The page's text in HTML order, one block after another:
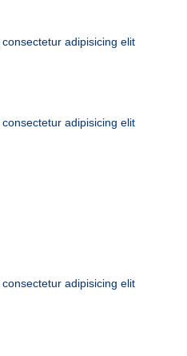
adipisicing elit
adipisicing elit
adipisicing elit